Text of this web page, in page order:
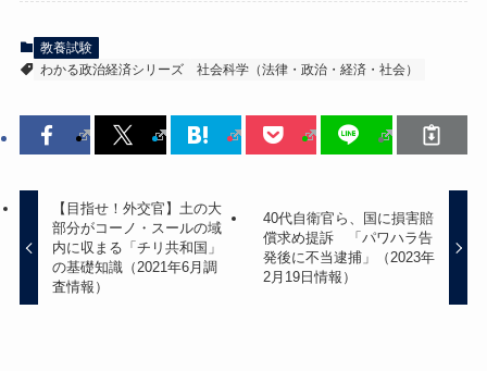
教養試験
わかる政治経済シリーズ
社会科学（法律・政治・経済・社会）
【目指せ！外交官】土の大
部分がコーノ・スールの域
内に収まる「チリ共和国」
の基礎知識（2021年6月調
査情報）
40代自衛官ら、国に損害賠
償求め提訴 「パワハラ告
発後に不当逮捕」（2023年
2月19日情報）